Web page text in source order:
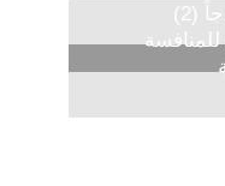
شرق سوريا نموذجاً (2)
للمنافسة